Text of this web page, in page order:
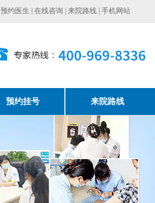
预约医生 在线咨询 来院路线 手机网站
预约挂号 来院路线